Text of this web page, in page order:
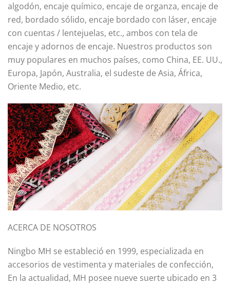
algodón, encaje químico, encaje de organza, encaje de
red, bordado sólido, encaje bordado con láser, encaje
con cuentas / lentejuelas, etc., ambos con tela de
encaje y adornos de encaje. Nuestros productos son
muy populares en muchos países, como China, EE. UU.,
Europa, Japón, Australia, el sudeste de Asia, África,
Oriente Medio, etc.
ACERCA DE NOSOTROS
Ningbo MH se estableció en 1999, especializada en
accesorios de vestimenta y materiales de confección,
En la actualidad, MH posee nueve suerte ubicado en 3